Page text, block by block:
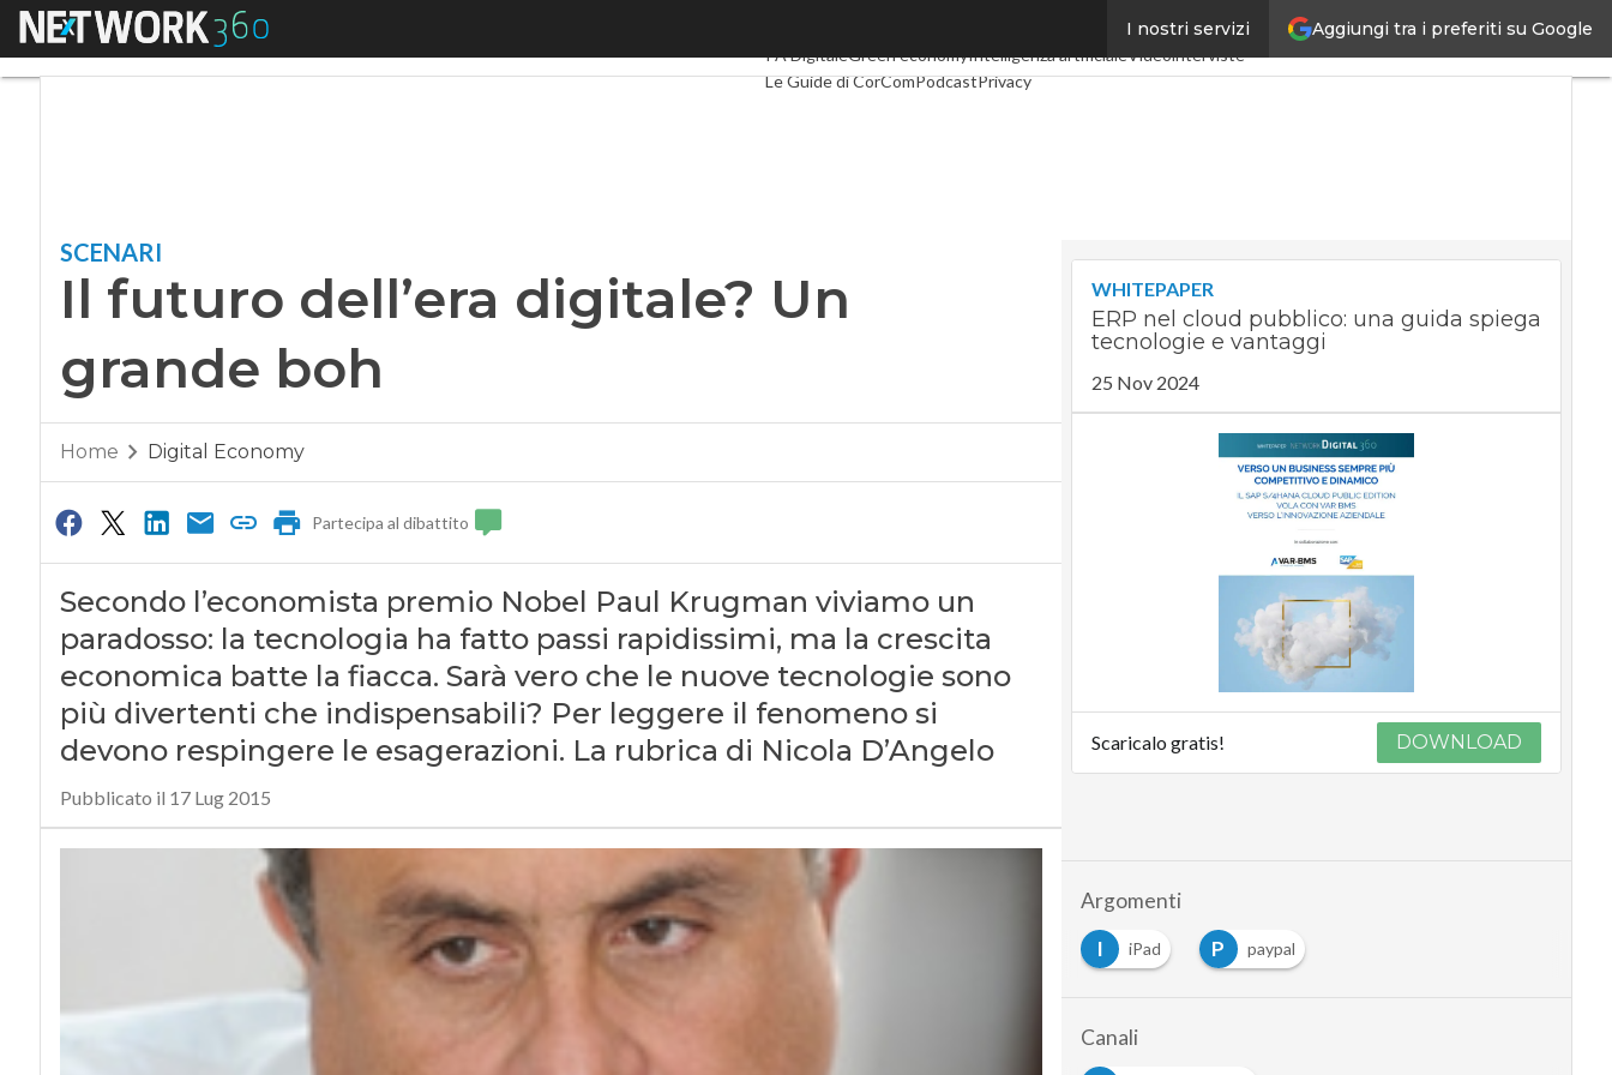
Aggiungi tra i preferiti su Google
I nostri servizi
Menu
SpacEconomy
PA DigitaleGreen economyIntelligenza artificialeVideointerviste
Le Guide di CorComPodcastPrivacy
SCENARI
Il futuro dell’era digitale? Un
grande boh
Home Digital Economy
Partecipa al dibattito
Secondo l’economista premio Nobel Paul Krugman viviamo un
paradosso: la tecnologia ha fatto passi rapidissimi, ma la crescita
economica batte la fiacca. Sarà vero che le nuove tecnologie sono
più divertenti che indispensabili? Per leggere il fenomeno si
devono respingere le esagerazioni. La rubrica di Nicola D’Angelo
Pubblicato il 17 Lug 2015
WHITEPAPER
ERP nel cloud pubblico: una guida spiega
tecnologie e vantaggi
25 Nov 2024
Scaricalo gratis! DOWNLOAD
Argomenti
I
iPad P paypal
Canali